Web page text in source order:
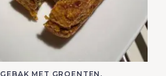
GEBAK MET GROENTEN